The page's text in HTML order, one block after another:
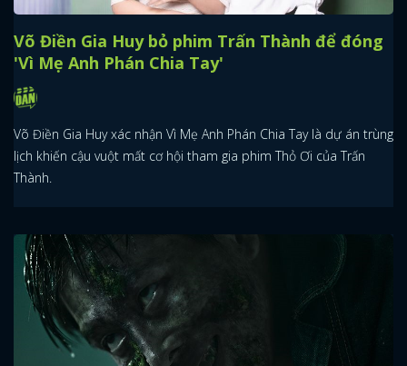
Võ Điền Gia Huy bỏ phim Trấn Thành để đóng
'Vì Mẹ Anh Phán Chia Tay'
Võ Điền Gia Huy xác nhận Vì Mẹ Anh Phán Chia Tay là dự án trùng
lịch khiến cậu vuột mất cơ hội tham gia phim Thỏ Ơi của Trấn
Thành.